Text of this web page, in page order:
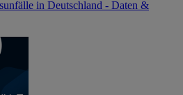
in Deutschland - Daten &